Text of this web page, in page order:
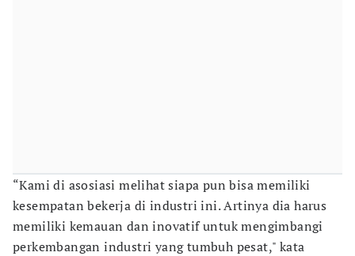
“Kami di asosiasi melihat siapa pun bisa memiliki
kesempatan bekerja di industri ini. Artinya dia harus
memiliki kemauan dan inovatif untuk mengimbangi
perkembangan industri yang tumbuh pesat," kata